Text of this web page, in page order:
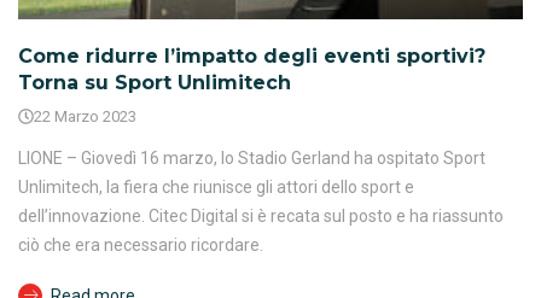
Come ridurre l’impatto degli eventi sportivi?
Torna su Sport Unlimitech
22 Marzo 2023
LIONE – Giovedì 16 marzo, lo Stadio Gerland ha ospitato Sport
Unlimitech, la fiera che riunisce gli attori dello sport e
dell’innovazione. Citec Digital si è recata sul posto e ha riassunto
ciò che era necessario ricordare.